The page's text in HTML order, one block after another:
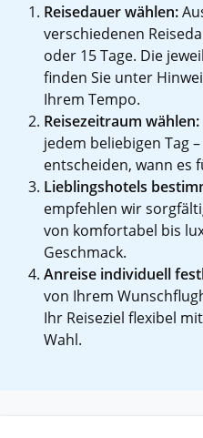
Reisedauer wählen:
verschiedenen
oder 15 Tage. Die
finden Sie unter
Ihrem Tempo.
Reisezeitraum wählen:
jedem beliebigen Tag
entscheiden, wann es
Lieblingshotels
empfehlen wir
von komfortabel bis
Geschmack.
Anreise individuell
von Ihrem
Ihr Reiseziel flexibel
Wahl.